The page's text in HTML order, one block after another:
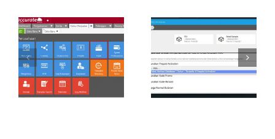
Aktivasi Database
Accurate Online |
Reedem Kode
Prepaid
Cara Cek Status
Database Accurate